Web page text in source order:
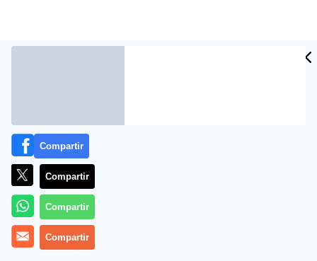
Más información
Compartir
Compartir
Compartir
Compartir